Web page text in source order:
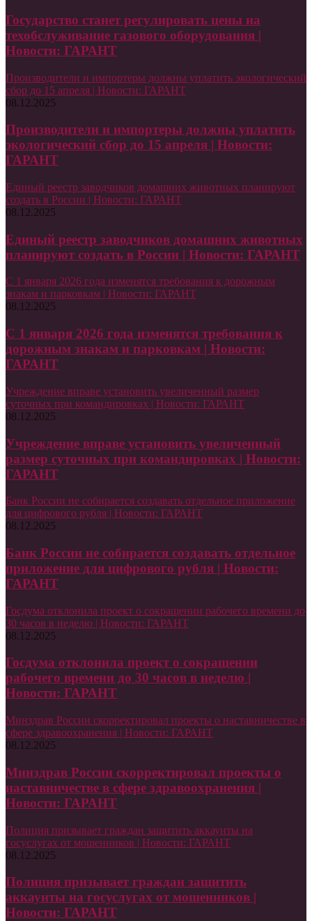
Государство станет регулировать цены на
техобслуживание газового оборудования |
Новости: ГАРАНТ
Производители и импортеры должны уплатить экологический
сбор до 15 апреля | Новости: ГАРАНТ
08.12.2025
Производители и импортеры должны уплатить
экологический сбор до 15 апреля | Новости:
ГАРАНТ
Единый реестр заводчиков домашних животных планируют
создать в России | Новости: ГАРАНТ
08.12.2025
Единый реестр заводчиков домашних животных
планируют создать в России | Новости: ГАРАНТ
С 1 января 2026 года изменятся требования к дорожным
знакам и парковкам | Новости: ГАРАНТ
08.12.2025
С 1 января 2026 года изменятся требования к
дорожным знакам и парковкам | Новости:
ГАРАНТ
Учреждение вправе установить увеличенный размер
суточных при командировках | Новости: ГАРАНТ
08.12.2025
Учреждение вправе установить увеличенный
размер суточных при командировках | Новости:
ГАРАНТ
Банк России не собирается создавать отдельное приложение
для цифрового рубля | Новости: ГАРАНТ
08.12.2025
Банк России не собирается создавать отдельное
приложение для цифрового рубля | Новости:
ГАРАНТ
Госдума отклонила проект о сокращении рабочего времени до
30 часов в неделю | Новости: ГАРАНТ
08.12.2025
Госдума отклонила проект о сокращении
рабочего времени до 30 часов в неделю |
Новости: ГАРАНТ
Минздрав России скорректировал проекты о наставничестве в
сфере здравоохранения | Новости: ГАРАНТ
08.12.2025
Минздрав России скорректировал проекты о
наставничестве в сфере здравоохранения |
Новости: ГАРАНТ
Полиция призывает граждан защитить аккаунты на
госуслугах от мошенников | Новости: ГАРАНТ
08.12.2025
Полиция призывает граждан защитить
аккаунты на госуслугах от мошенников |
Новости: ГАРАНТ